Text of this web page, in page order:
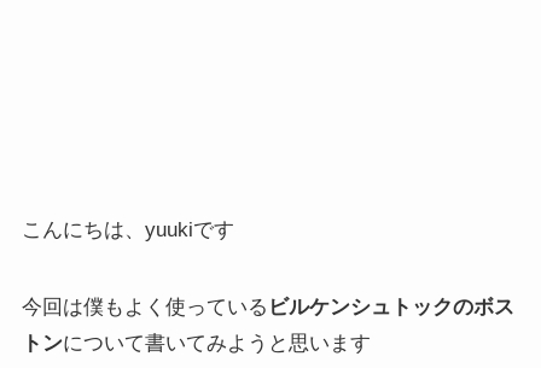
こんにちは、yuukiです
今回は僕もよく使っている ビルケンシュトックのボス
トンについて書いてみようと思います